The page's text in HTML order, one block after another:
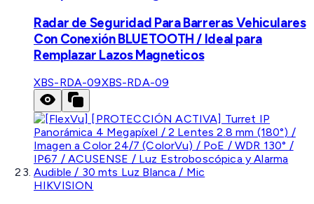
Radar de Seguridad Para Barreras Vehiculares
Con Conexión BLUETOOTH / Ideal para
Remplazar Lazos Magneticos
XBS-RDA-09XBS-RDA-09
HIKVISION